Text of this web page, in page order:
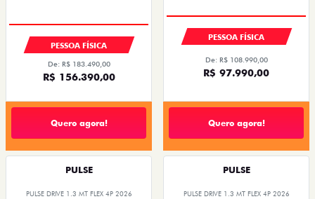
PESSOA FÍSICA
De: R$ 183.490,00
R$ 156.390,00
Quero agora!
PESSOA FÍSICA
De: R$ 108.990,00
R$ 97.990,00
Quero agora!
PULSE
PULSE DRIVE 1.3 MT FLEX 4P 2026
PULSE
PULSE DRIVE 1.3 MT FLEX 4P 2026